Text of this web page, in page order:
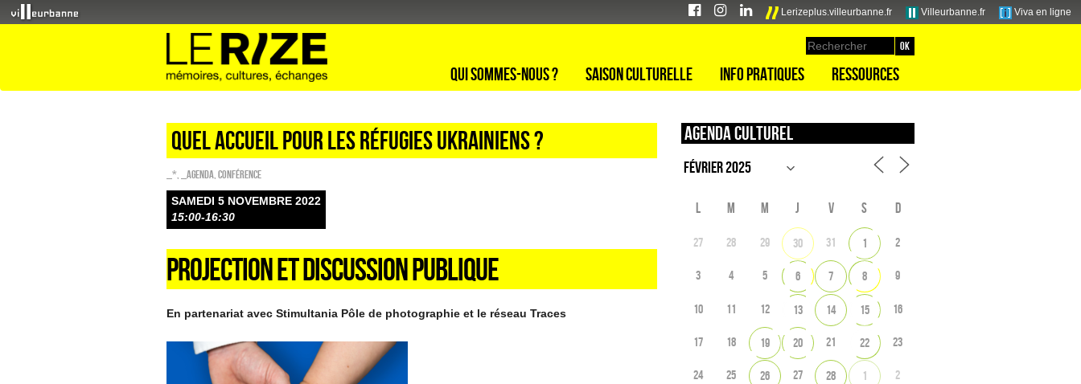
Lerizeplus.villeurbanne.fr Villeurbanne.fr Viva en ligne
Qui sommes-nous ? Saison culturelle Info pratiques Ressources
QUEL ACCUEIL POUR LES RÉFUGIES UKRAINIENS ?
_* _Agenda Conférence
SAMEDI 5 NOVEMBRE 2022
15:00-16:30
PROJECTION ET DISCUSSION PUBLIQUE
En partenariat avec Stimultania Pôle de photographie et le réseau Traces
Agenda culturel
L M M J V S D
27 28 29 30 31 1 2
3 4 5 6 7 8 9
10 11 12 13 14 15 16
17 18 19 20 21 22 23
24 25 26 27 28 1 2